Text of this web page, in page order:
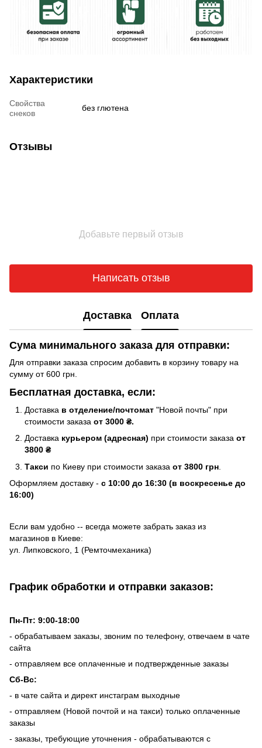
Характеристики
Свойства
снеков
без глютена
Отзывы
Добавьте первый отзыв
Написать отзыв
Доставка Оплата
Сума минимального заказа для отправки:
Для отправки заказа спросим добавить в корзину товару на
сумму от 600 грн.
Бесплатная доставка, если:
Доставка в отделение/почтомат "Новой почты" при
стоимости заказа от 3000 ₴.
Доставка курьером (адресная) при стоимости заказа от
3800 ₴
Такси по Киеву при стоимости заказа от 3800 грн
Оформляем доставку - с 10:00 до 16:30 (в воскресенье до
16:00)
Если вам удобно -- всегда можете забрать заказ из
магазинов в Киеве:
ул. Липковского, 1 (Ремточмеханика)
График обработки и отправки заказов:
Пн-Пт: 9:00-18:00
- обрабатываем заказы, звоним по телефону, отвечаем в чате
сайта
- отправляем все оплаченные и подтвержденные заказы
Сб-Вс:
- в чате сайта и директ инстаграм выходные
- отправляем (Новой почтой и на такси) только оплаченные
заказы
- заказы, требующие уточнения - обрабатываются с